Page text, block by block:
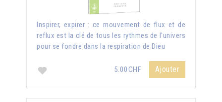
Inspirer, expirer : ce mouvement de flux et de
reflux est la clé de tous les rythmes de l'univers
pour se fondre dans la respiration de Dieu
5.00CHF Ajouter